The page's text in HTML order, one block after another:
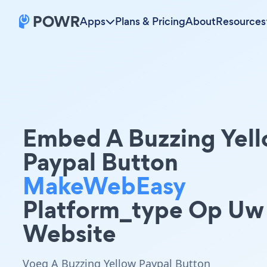
Apps Plans & PricingAboutResources
Embed A Buzzing
Paypal Button
MakeWebEasy
Platform_type Op Uw
Website
Voeg A Buzzing Yellow Paypal Button